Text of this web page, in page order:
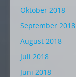
Oktober 2018
September 2018
August 2018
Juli 2018
Juni 2018